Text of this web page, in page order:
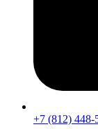
+7 (812) 448-